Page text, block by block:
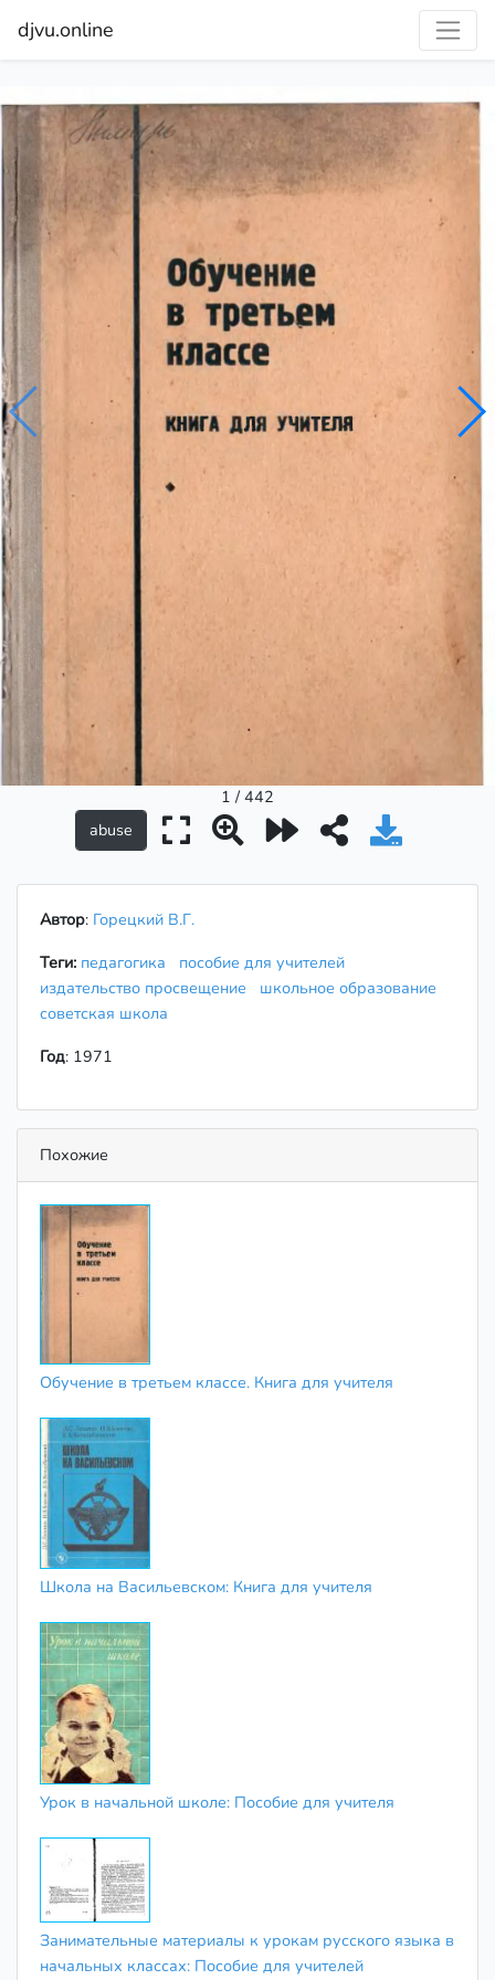
djvu.online
1 / 442
Автор: Горецкий В.Г.
Теги: педагогика
пособие для учителей
издательство просвещение
школьное образование
советская школа
Год: 1971
Похожие
Обучение в третьем классе. Книга для учителя
Школа на Васильевском: Книга для учителя
Урок в начальной школе: Пособие для учителя
Занимательные материалы к урокам русского языка в
начальных классах: Пособие для учителей